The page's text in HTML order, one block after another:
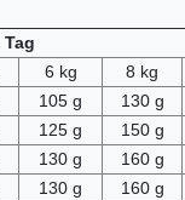
6 kg
8 kg
105 g
130 g
125 g
150 g
130 g
160 g
130 g
160 g